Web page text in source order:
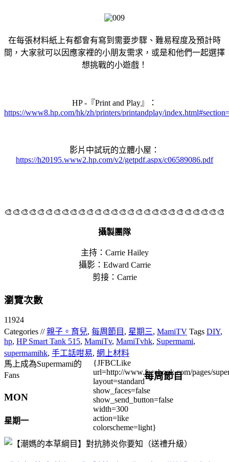
在每張材料紙上有都會有寫到需要步驟、難易程度及預計時
間，大家就可以因應家裡的小朋友需求，或是和他們一起選擇
想挑戰的小遊戲！
HP -『Print and Play』：
https://www8.hp.com/hk/zh/printers/printandplay/
影片中試玩的立體小屋：
https://h20195.www2.hp.com/v2/getpdf.aspx/c06589086.pdf
🎨🎨🎨🎨🎨🎨🎨🎨🎨🎨🎨🎨🎨🎨🎨🎨🎨🎨🎨🎨🎨🎨🎨🎨🎨🎨🎨
攝製團隊
主持：Carrie Hailey
攝影：Edward Carrie
剪接：Carrie
瀏覽次數
11924
Categories //親子。育兒, 每周節目 , 星期三, MamiTV Tags DIY,
hp, HP Smart Tank 515, MamiTv, MamiTvhk, Supermami,
supermamihk, 手工話咁易, 網上材料
馬上成為Supermami的
Fans
{JFBCLike
url=http://www.facebook.com/pages/
layout=standard
show_faces=false
show_send_button=false
width=300
action=like
colorscheme=light}
每周節目
MON
星期一